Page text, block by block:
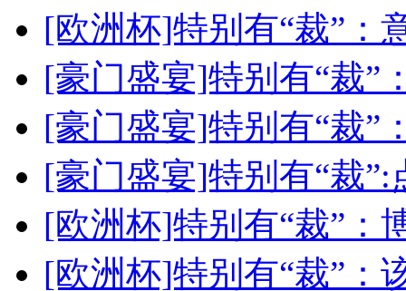
[欧洲杯]特别有“裁”：
[豪门盛宴]特别有“裁”
[豪门盛宴]特别有“裁”
[豪门盛宴]特别有“裁
[欧洲杯]特别有“裁”：
[欧洲杯]特别有“裁”：